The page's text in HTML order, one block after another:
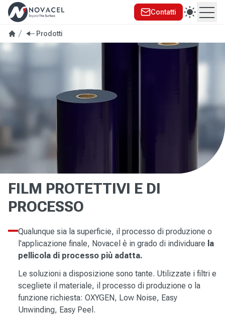
Contatti
Prodotti
FILM PROTETTIVI E DI
PROCESSO
Qualunque sia la superficie, il processo di produzione o
l'applicazione finale, Novacel è in grado di individuare la
pellicola di processo più adatta.
Le soluzioni a disposizione sono tante. Utilizzate i filtri e
scegliete il materiale, il processo di produzione o la
funzione richiesta: OXYGEN, Low Noise, Easy
Unwinding, Easy Peel.
menu